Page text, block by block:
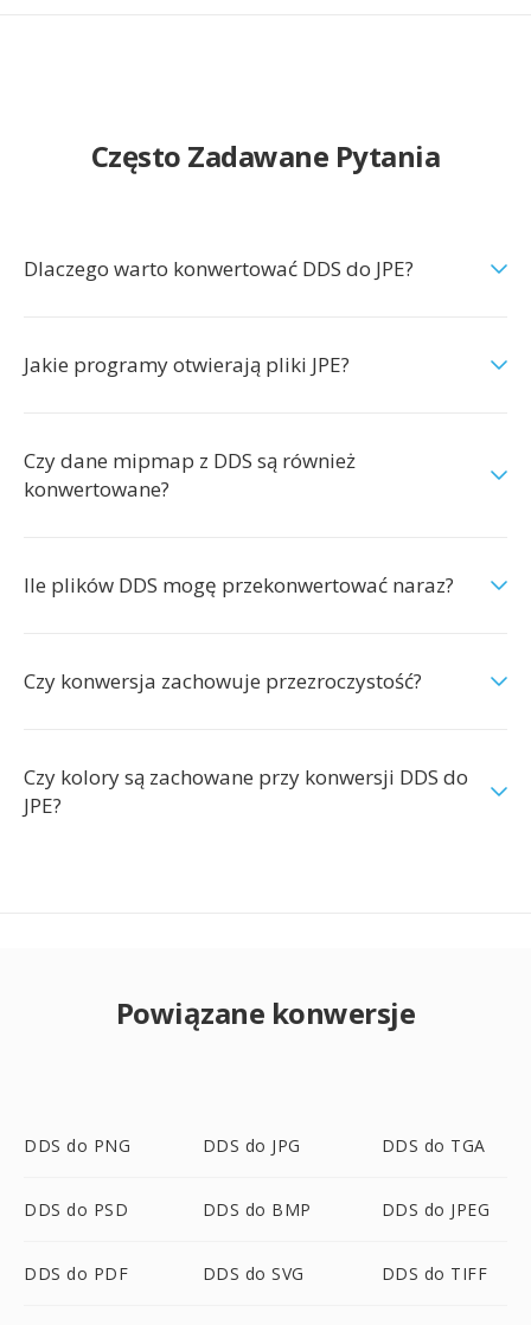
Często Zadawane Pytania
Dlaczego warto konwertować DDS do JPE?
Jakie programy otwierają pliki JPE?
Czy dane mipmap z DDS są również
konwertowane?
Ile plików DDS mogę przekonwertować naraz?
Czy konwersja zachowuje przezroczystość?
Czy kolory są zachowane przy konwersji DDS do
JPE?
Powiązane konwersje
DDS do PNG DDS do JPG DDS do TGA
DDS do PSD DDS do BMP DDS do JPEG
DDS do PDF DDS do SVG DDS do TIFF